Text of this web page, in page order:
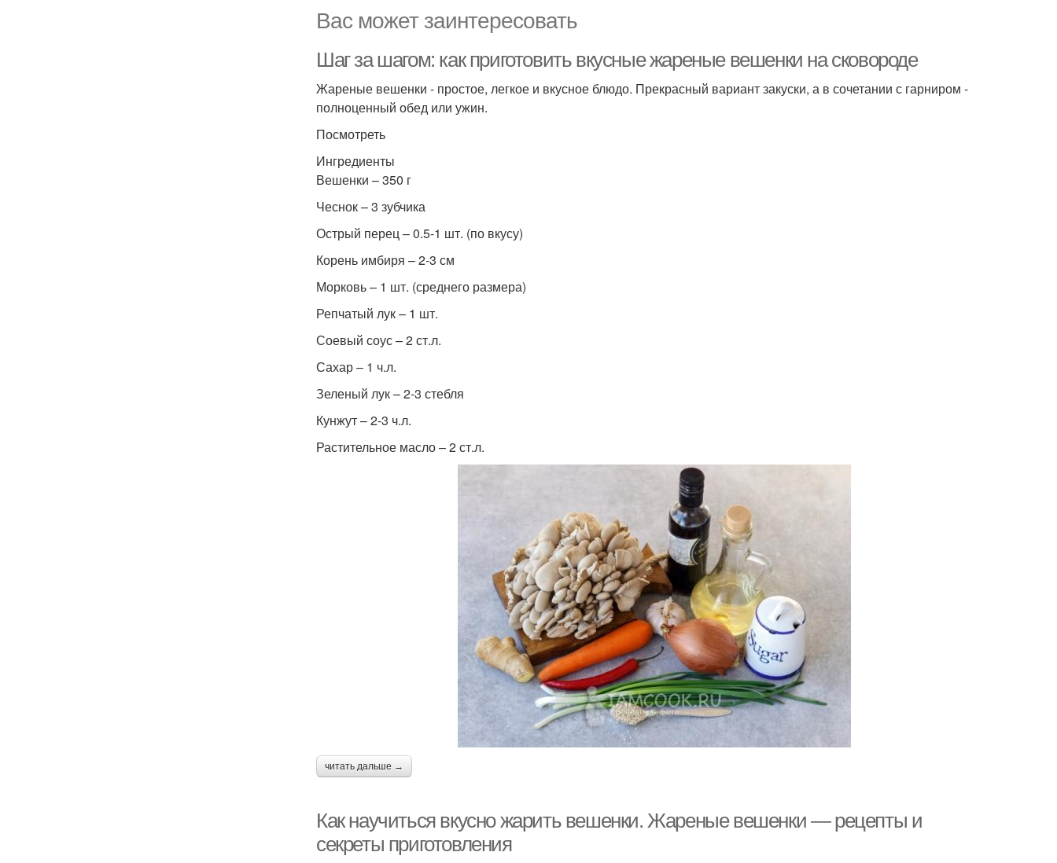
Вас может заинтересовать
Шаг за шагом: как приготовить вкусные жареные вешенки на сковороде
Жареные вешенки - простое, легкое и вкусное блюдо. Прекрасный вариант закуски, а в сочетании с гарниром -
полноценный обед или ужин.
Посмотреть
Ингредиенты
Вешенки – 350 г
Чеснок – 3 зубчика
Острый перец – 0.5-1 шт. (по вкусу)
Корень имбиря – 2-3 см
Морковь – 1 шт. (среднего размера)
Репчатый лук – 1 шт.
Соевый соус – 2 ст.л.
Сахар – 1 ч.л.
Зеленый лук – 2-3 стебля
Кунжут – 2-3 ч.л.
Растительное масло – 2 ст.л.
читать дальше →
Как научиться вкусно жарить вешенки. Жареные вешенки — рецепты и
секреты приготовления